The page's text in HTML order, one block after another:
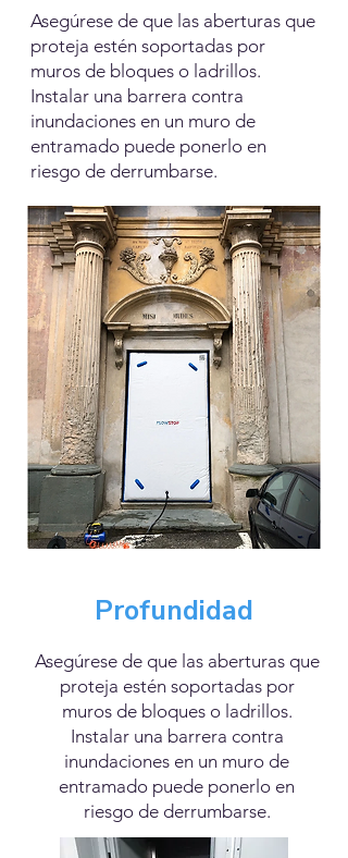
Asegúrese de que las aberturas que
proteja estén soportadas por
muros de bloques o ladrillos.
Instalar una barrera contra
inundaciones en un muro de
entramado puede ponerlo en
riesgo de derrumbarse.
Profundidad
Asegúrese de que las aberturas que
proteja estén soportadas por
muros de bloques o ladrillos.
Instalar una barrera contra
inundaciones en un muro de
entramado puede ponerlo en
riesgo de derrumbarse.